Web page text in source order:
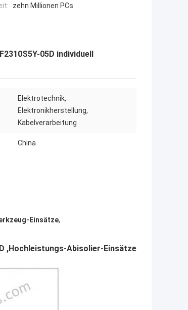
zehn Millionen PCs
05D individuell
Elektrotechnik,
Elektronikherstellung,
Kabelverarbeitung
China
Einsätze,
,Hochleistungs-Abisolier-Einsätze